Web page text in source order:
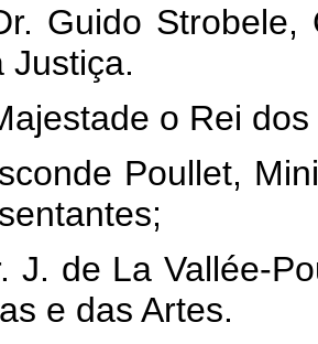
Strobele,
Justiça.
o Rei dos
Poullet,
La Vallée-
e das Artes.